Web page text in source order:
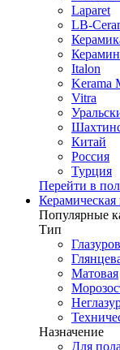
Laparet
LB-
Керамин
Italon
Kerama
Vitra
Китай
Россия
Турция
Перейти в
Керамическая
Популярные
Тип
Матовая
Назначение
Для пола